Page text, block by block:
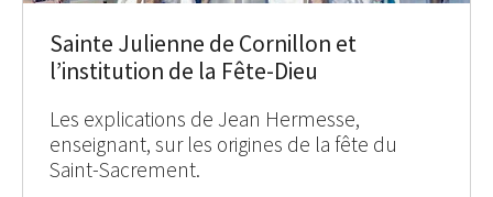
Sainte Julienne de Cornillon et
l’institution de la Fête-Dieu
Les explications de Jean Hermesse,
enseignant, sur les origines de la fête du
Saint-Sacrement.